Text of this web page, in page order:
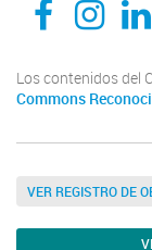
Los contenidos del
Commons
VER REGISTRO DE